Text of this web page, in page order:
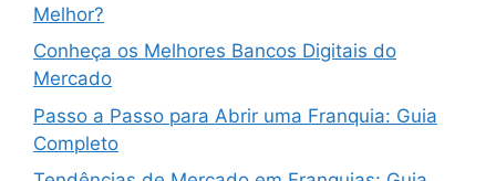
Melhor?
Conheça os Melhores Bancos Digitais do
Mercado
Passo a Passo para Abrir uma Franquia: Guia
Completo